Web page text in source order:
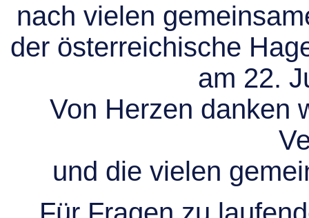
nach vielen
der österreichische
am 22.
Von Herzen danken
und die vielen